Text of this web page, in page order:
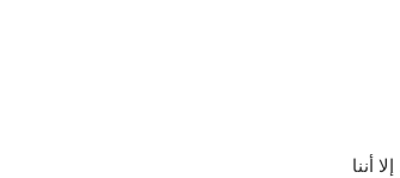
أننا